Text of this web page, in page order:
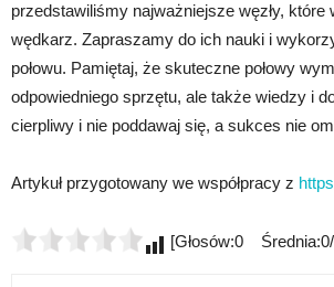
przedstawiliśmy najważniejsze węzły, które
wędkarz. Zapraszamy do ich nauki i
połowu. Pamiętaj, że skuteczne połowy
odpowiedniego sprzętu, ale także wiedzy i
cierpliwy i nie poddawaj się, a sukces nie
Artykuł przygotowany we współpracy z
[Głosów:0